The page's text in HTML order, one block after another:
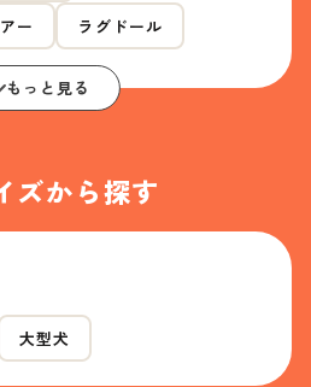
ー ラグドール
もっと見る
ズから探す
大型犬